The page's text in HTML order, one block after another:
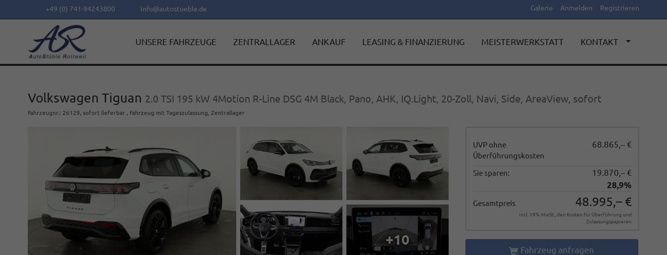
+49 (0) 741-94243800 info@autostueble.de Galerie Anmelden Registrieren
UNSERE FAHRZEUGE ZENTRALLAGER ANKAUF LEASING & FINANZIERUNG MEISTERWERKSTATT KONTAKT
Volkswagen Tiguan 2.0 TSI 195 kW 4Motion R-Line DSG 4M Black, Pano, AHK, IQ.Light, 20-Zoll, Navi, Side, AreaView, sofort
Fahrzeugnr.: 26129, sofort lieferbar , Fahrzeug mit Tageszulassung, Zentrallager
UVP ohne
Überführungskosten
68.865,– €
Sie sparen:
19.870,– €
28,9%
Gesamtpreis 48.995,– €
incl. 19% MwSt., den Kosten für Überführung und
Zulassungspapieren
Fahrzeug anfragen
+10